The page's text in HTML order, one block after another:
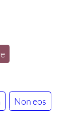
Non eos